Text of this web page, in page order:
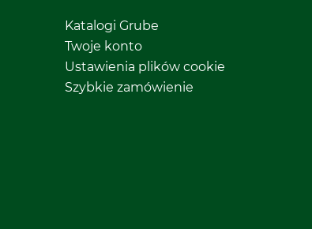
Katalogi Grube
Twoje konto
Ustawienia plików cookie
Szybkie zamówienie